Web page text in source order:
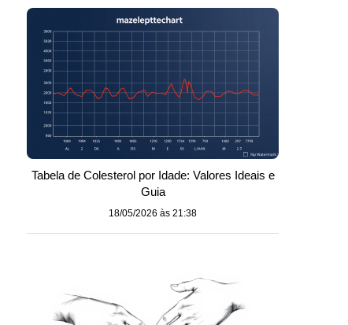
Tabela de Colesterol por Idade: Valores Ideais e
Guia
18/05/2026 às 21:38